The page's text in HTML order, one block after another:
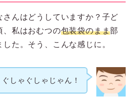
さんはどうしていますか？子ど
、私はおむつの包装袋のまま部
た。そう、こんな感じに。
ぐしゃぐしゃじゃん！